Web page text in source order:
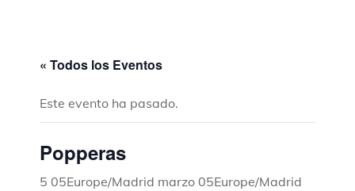
« Todos los Eventos
Este evento ha pasado.
Popperas
5 05Europe/Madrid marzo 05Europe/Madrid